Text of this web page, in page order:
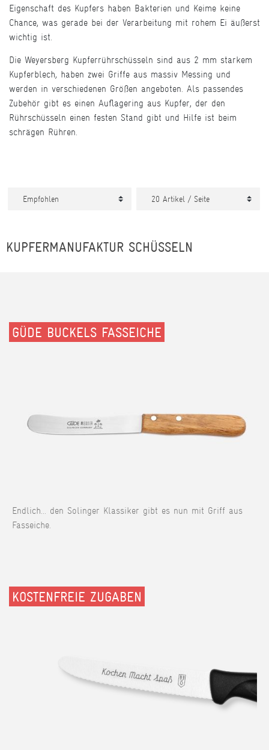
Eigenschaft des Kupfers haben Bakterien und Keime keine
Chance, was gerade bei der Verarbeitung mit rohem Ei äußerst
wichtig ist.
Die Weyersberg Kupferrührschüsseln sind aus 2 mm starkem
Kupferblech, haben zwei Griffe aus massiv Messing und
werden in verschiedenen Größen angeboten. Als passendes
Zubehör gibt es einen Auflagering aus Kupfer, der den
Rührschüsseln einen festen Stand gibt und Hilfe ist beim
schrägen Rühren.
KUPFERMANUFAKTUR SCHÜSSELN
GÜDE BUCKELS FASSEICHE
Endlich... den Solinger Klassiker gibt es nun mit Griff aus
Fasseiche.
KOSTENFREIE ZUGABEN